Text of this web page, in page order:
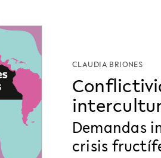
CLAUDIA BRIONES
Demandas
crisis